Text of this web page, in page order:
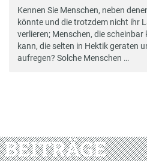
Kennen Sie Menschen, neben
könnte und die trotzdem nicht ihr
verlieren; Menschen, die
kann, die selten in Hektik geraten
aufregen? Solche Menschen …
BEITRÄGE